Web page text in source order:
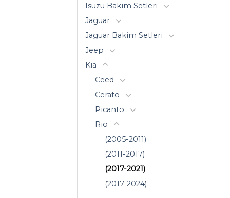
Isuzu Bakim Setleri
Jaguar
Jaguar Bakim Setleri
Jeep
Kia
Ceed
Cerato
Picanto
Rio
(2005-2011)
(2011-2017)
(2017-2021)
(2017-2024)